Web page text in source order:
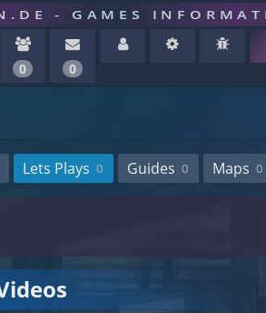
- GAMES
0 0
Lets Plays 0 Guides 0 Maps 0